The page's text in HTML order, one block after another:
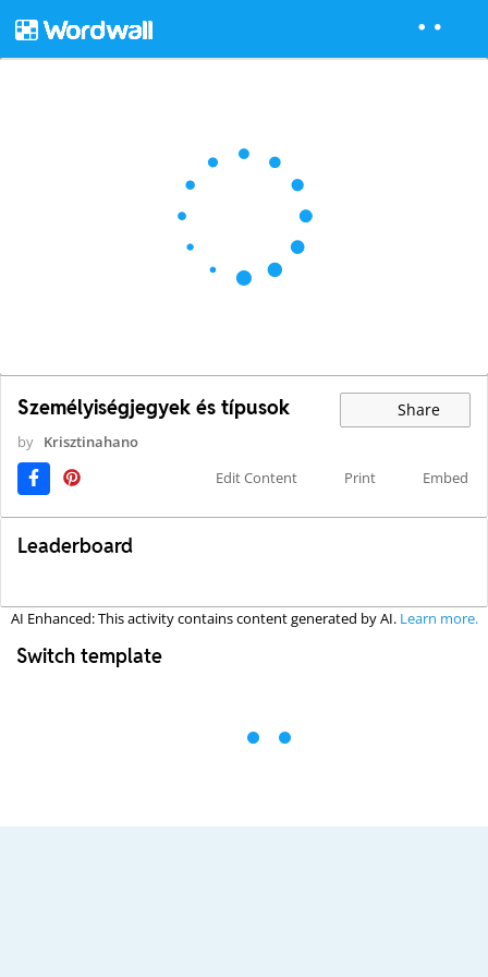
Személyiségjegyek és típusok Share
by Krisztinahano
Edit Content
Print Embed
Leaderboard
AI Enhanced: This activity contains content generated by AI. Learn more.
Switch template